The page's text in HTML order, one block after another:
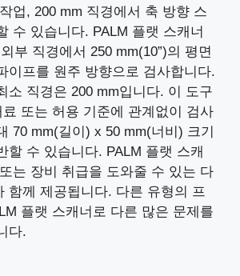
업, 200 mm 직경에서 축 방향 스
수 있습니다. PALM 플랫 스캐너
부 직경에서 250 mm(10”)의 평면
이프를 원주 방향으로 검사합니다.
소 직경은 200 mm입니다. 이 도구
또는 허용 기준에 관계없이 검사
70 mm(길이) x 50 mm(너비) 크기
할 수 있습니다. PALM 플랫 스캐
는 장비 취급을 도와줄 수 있는 다
함께 제공됩니다. 다른 유형의 프
플랫 스캐너로 다른 많은 문제를
다.